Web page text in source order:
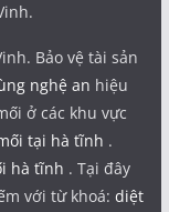
Bảo vệ tài sản
nghệ an hiệu
ở các khu vực
tại hà tĩnh .
hà tĩnh . Tại đây
với từ khoá: diệt